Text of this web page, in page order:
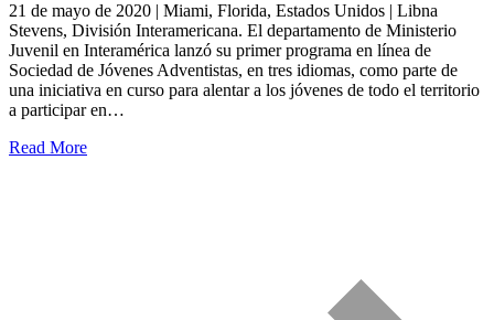
21 de mayo de 2020 | Miami, Florida, Estados Unidos | Libna
Stevens, División Interamericana. El departamento de Ministerio
Juvenil en Interamérica lanzó su primer programa en línea de
Sociedad de Jóvenes Adventistas, en tres idiomas, como parte de
una iniciativa en curso para alentar a los jóvenes de todo el territorio
a participar en…
Read More